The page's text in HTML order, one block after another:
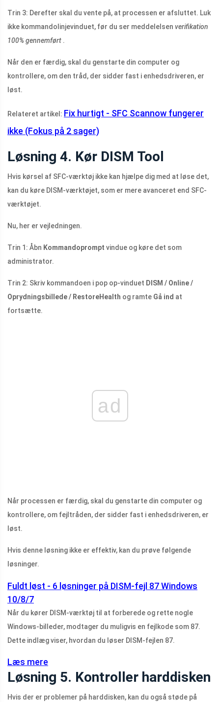
Trin 3: Derefter skal du vente på, at processen er afsluttet. Luk
ikke kommandolinjevinduet, før du ser meddelelsen verifikation
100% gennemført .
Når den er færdig, skal du genstarte din computer og
kontrollere, om den tråd, der sidder fast i enhedsdriveren, er
løst.
Relateret artikel: Fix hurtigt - SFC Scannow fungerer
ikke (Fokus på 2 sager)
Løsning 4. Kør DISM Tool
Hvis kørsel af SFC-værktøj ikke kan hjælpe dig med at løse det,
kan du køre DISM-værktøjet, som er mere avanceret end SFC-
værktøjet.
Nu, her er vejledningen.
Trin 1: Åbn Kommandoprompt vindue og køre det som
administrator.
Trin 2: Skriv kommandoen i pop op-vinduet DISM / Online /
Oprydningsbillede / RestoreHealth og ramte Gå ind at
fortsætte.
ad
Når processen er færdig, skal du genstarte din computer og
kontrollere, om fejltråden, der sidder fast i enhedsdriveren, er
løst.
Hvis denne løsning ikke er effektiv, kan du prøve følgende
løsninger.
Fuldt løst - 6 løsninger på DISM-fejl 87 Windows
10/8/7
Når du kører DISM-værktøj til at forberede og rette nogle
Windows-billeder, modtager du muligvis en fejlkode som 87.
Dette indlæg viser, hvordan du løser DISM-fejlen 87.
Læs mere
Løsning 5. Kontroller harddisken
Hvis der er problemer på harddisken, kan du også støde på